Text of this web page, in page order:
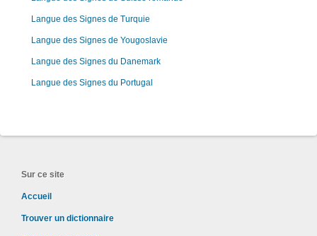
Langue des Signes de Turquie
Langue des Signes de Yougoslavie
Langue des Signes du Danemark
Langue des Signes du Portugal
Sur ce site
Accueil
Trouver un dictionnaire